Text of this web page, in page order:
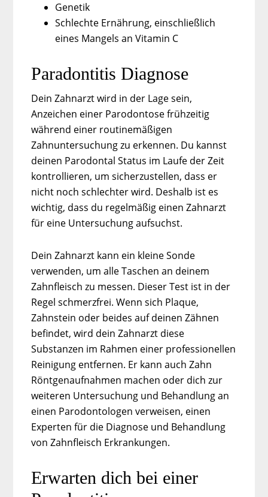
Genetik
Schlechte Ernährung, einschließlich
eines Mangels an Vitamin C
Paradontitis Diagnose
Dein Zahnarzt wird in der Lage sein,
Anzeichen einer Parodontose frühzeitig
während einer routinemäßigen
Zahnuntersuchung zu erkennen. Du kannst
deinen Parodontal Status im Laufe der Zeit
kontrollieren, um sicherzustellen, dass er
nicht noch schlechter wird. Deshalb ist es
wichtig, dass du regelmäßig einen Zahnarzt
für eine Untersuchung aufsuchst.
Dein Zahnarzt kann ein kleine Sonde
verwenden, um alle Taschen an deinem
Zahnfleisch zu messen. Dieser Test ist in der
Regel schmerzfrei. Wenn sich Plaque,
Zahnstein oder beides auf deinen Zähnen
befindet, wird dein Zahnarzt diese
Substanzen im Rahmen einer professionellen
Reinigung entfernen. Er kann auch Zahn
Röntgenaufnahmen machen oder dich zur
weiteren Untersuchung und Behandlung an
einen Parodontologen verweisen, einen
Experten für die Diagnose und Behandlung
von Zahnfleisch Erkrankungen.
Erwarten dich bei einer